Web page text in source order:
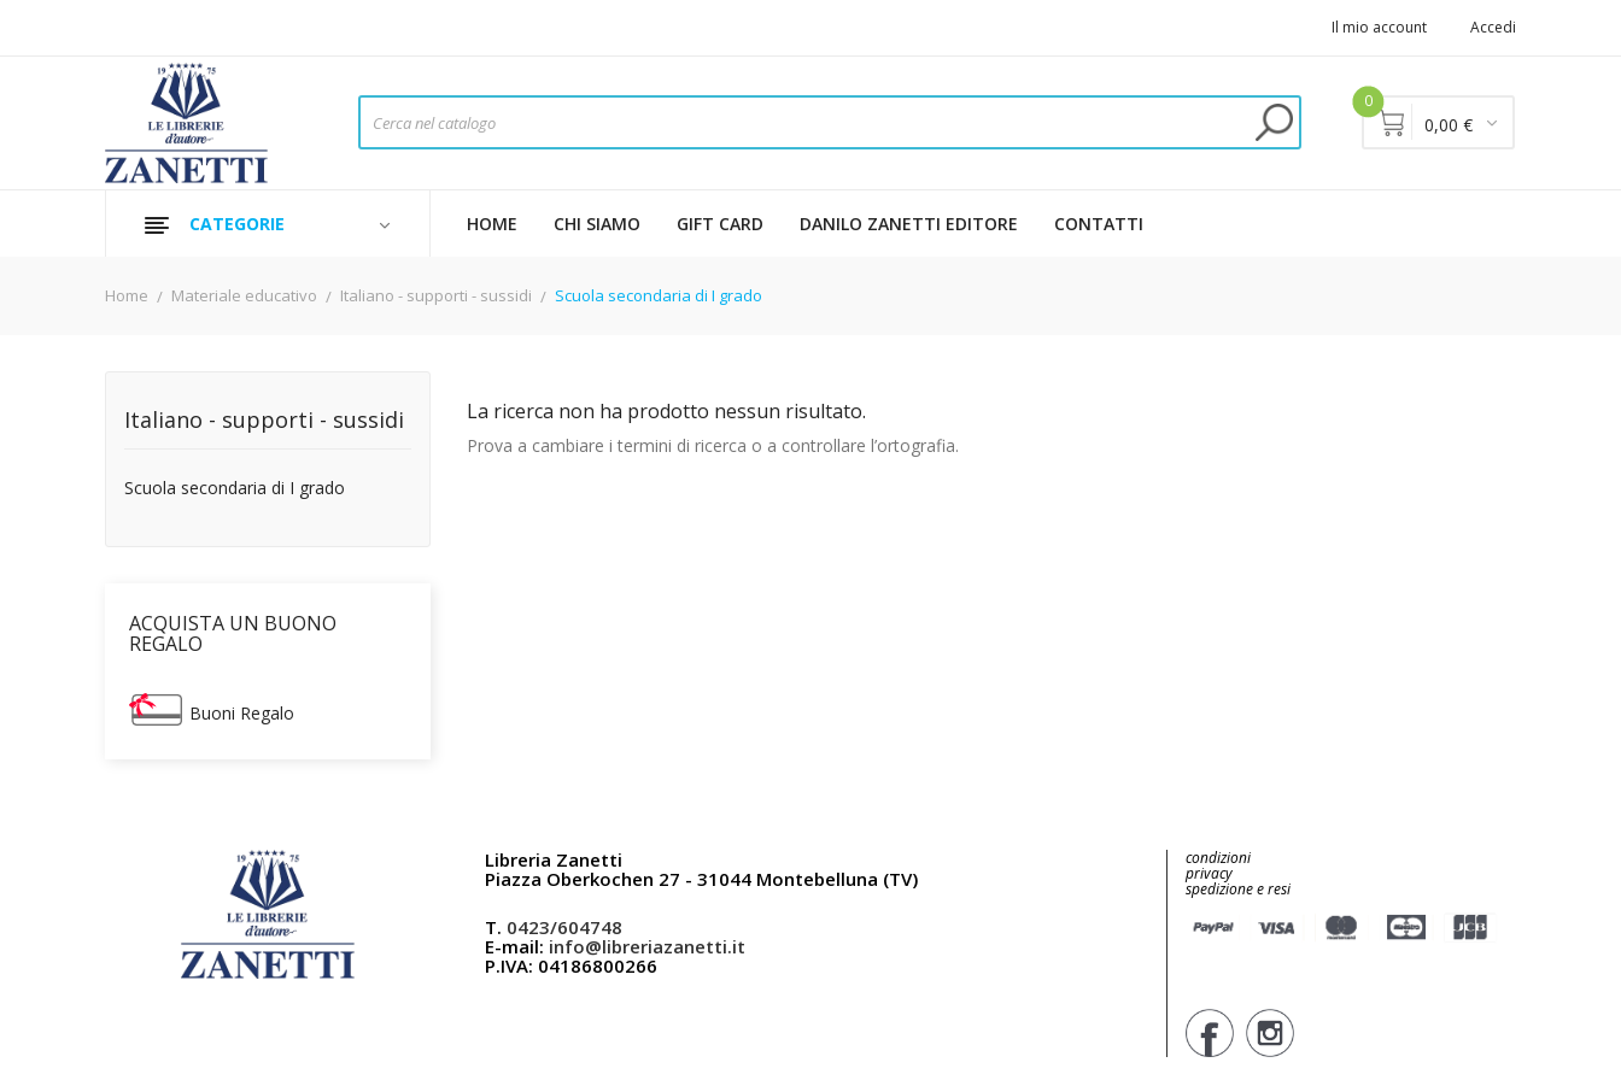
Il mio account Accedi
0
0,00 €
CATEGORIE HOME CHI SIAMO GIFT CARD DANILO ZANETTI EDITORE CONTATTI
Home Materiale educativo Italiano - supporti - sussidi Scuola secondaria di I grado
Italiano - supporti - sussidi
Scuola secondaria di I grado
ACQUISTA UN BUONO
REGALO
Buoni Regalo
La ricerca non ha prodotto nessun risultato.
Prova a cambiare i termini di ricerca o a controllare l’ortografia.
Libreria Zanetti
Piazza Oberkochen 27 - 31044 Montebelluna (TV)
T. 0423/604748
E-mail: info@libreriazanetti.it
P.IVA: 04186800266
condizioni
privacy
spedizione e resi